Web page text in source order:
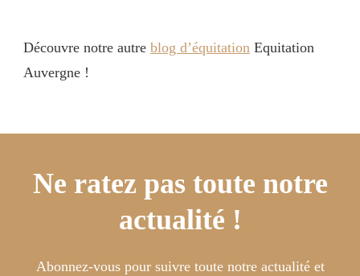
Découvre notre autre blog d’équitation Equitation
Auvergne !
Ne ratez pas toute notre
actualité !
Abonnez-vous pour suivre toute notre actualité et